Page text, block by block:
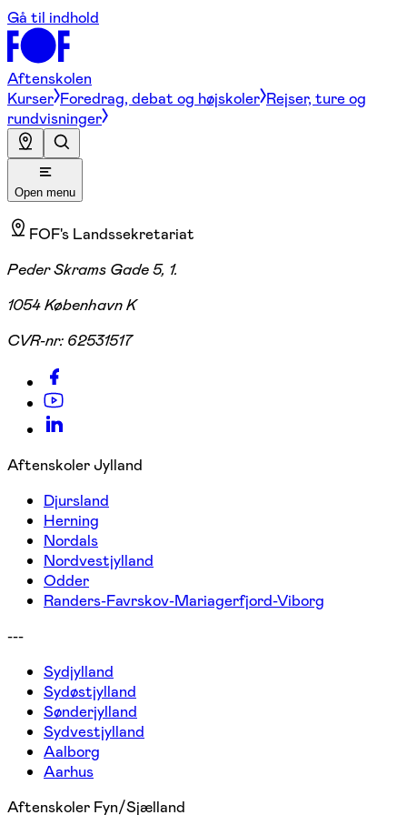
Gå til indhold
Aftenskolen
Kurser Foredrag, debat og højskoler Rejser, ture og
rundvisninger
Open menu
FOF's Landssekretariat
Peder Skrams Gade 5, 1.
1054 København K
CVR-nr: 62531517
Aftenskoler Jylland
Djursland
Herning
Nordals
Nordvestjylland
Odder
Randers-Favrskov-Mariagerfjord-Viborg
---
Sydjylland
Sydøstjylland
Sønderjylland
Sydvestjylland
Aalborg
Aarhus
Aftenskoler Fyn/Sjælland